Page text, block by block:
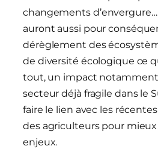
changements
auront aussi pour
dérèglement des
de diversité écologique ce
tout, un impact notamment
secteur déjà fragile dans le
faire le lien avec les
des agriculteurs pour
enjeux.